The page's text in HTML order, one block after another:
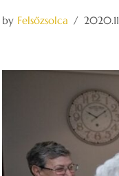
by Felsőzsolca